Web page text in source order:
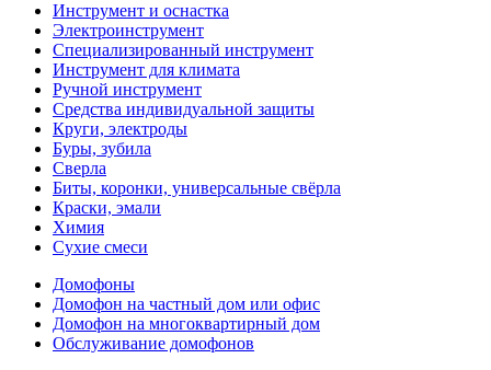
Инструмент и оснастка
Электроинструмент
Специализированный инструмент
Инструмент для климата
Ручной инструмент
Средства индивидуальной защиты
Круги, электроды
Буры, зубила
Сверла
Биты, коронки, универсальные свёрла
Краски, эмали
Химия
Сухие смеси
Домофоны
Домофон на частный дом или офис
Домофон на многоквартирный дом
Обслуживание домофонов